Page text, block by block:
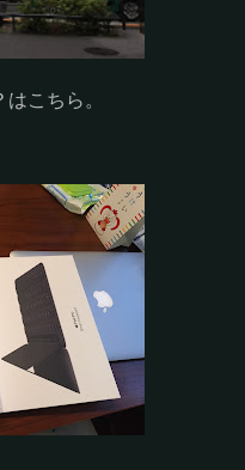
こちら。